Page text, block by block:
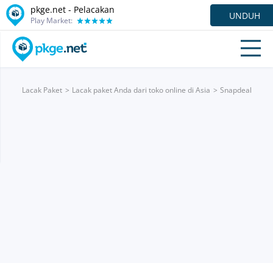
pkge.net - Pelacakan
Play Market: UNDUH
Lacak Paket Lacak paket Anda dari toko online di Asia Snapdeal